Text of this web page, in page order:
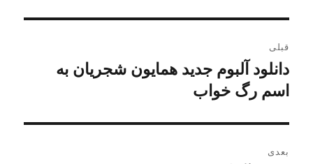
نوشته
قبلی
نوشته
قبلی:
دانلود آلبوم جدید همایون شجریان به
اسم رگ خواب
بعدی